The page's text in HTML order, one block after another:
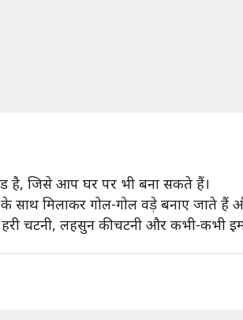
फूड है, जिसे आप घर पर भी बना सकते हैं।
मिलाकर गोल-गोल वड़े बनाए जाते हैं
चटनी, लहसुन की चटनी और कभी-कभी